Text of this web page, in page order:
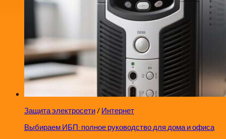
Защита электросети/ Интернет
Выбираем ИБП: полное руководство для дома и офиса